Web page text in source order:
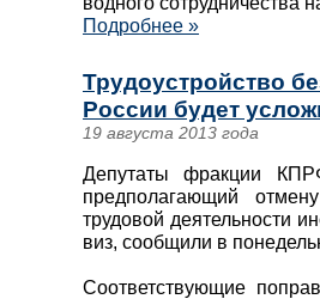
Подробнее »
Трудоустройство
России будет
19 августа 2013 года
Депутаты фракции
предполагающий
трудовой деятельности
виз, сообщили в
Соответствующие